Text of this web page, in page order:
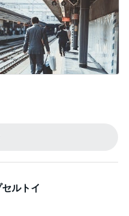
ルトイ